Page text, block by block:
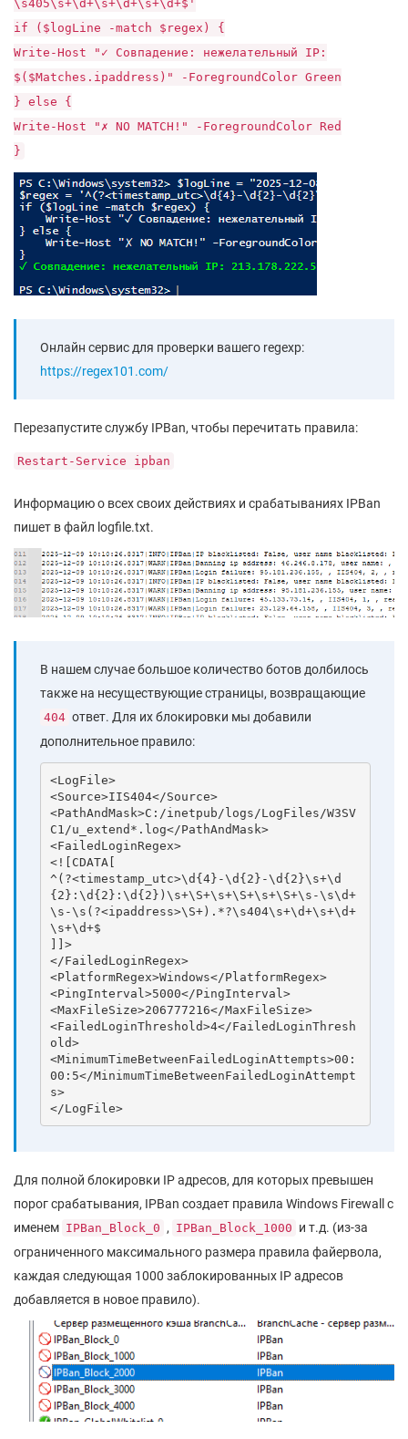
\s405\s+\d+\s+\d+\s+\d+$'
if ($logLine -match $regex) {
Write-Host "✓ Совпадение: нежелательный IP:
$($Matches.ipaddress)" -ForegroundColor Green
} else {
Write-Host "✗ NO MATCH!" -ForegroundColor Red
}
Онлайн сервис для проверки вашего regexp:
https://regex101.com/
Перезапустите службу IPBan, чтобы перечитать правила:
Restart-Service ipban
Информацию о всех своих действиях и срабатываниях IPBan
пишет в файл logfile.txt.
В нашем случае большое количество ботов долбилось
также на несуществующие страницы, возвращающие
404 ответ. Для их блокировки мы добавили
дополнительное правило:
<LogFile>
<Source>IIS404</Source>
<PathAndMask>C:/inetpub/logs/LogFiles/W3SV
C1/u_extend*.log</PathAndMask>
<FailedLoginRegex>
<![CDATA[
^(?<timestamp_utc>\d{4}-\d{2}-\d{2}\s+\d
{2}:\d{2}:\d{2})\s+\S+\s+\S+\s+\S+\s-\s\d+
\s-\s(?<ipaddress>\S+).*?\s404\s+\d+\s+\d+
\s+\d+$
]]>
</FailedLoginRegex>
<PlatformRegex>Windows</PlatformRegex>
<PingInterval>5000</PingInterval>
<MaxFileSize>206777216</MaxFileSize>
<FailedLoginThreshold>4</FailedLoginThresh
old>
<MinimumTimeBetweenFailedLoginAttempts>00:
00:5</MinimumTimeBetweenFailedLoginAttempt
s>
</LogFile>
Для полной блокировки IP адресов, для которых превышен
порог срабатывания, IPBan создает правила Windows Firewall с
именем IPBan_Block_0 , IPBan_Block_1000 и т.д. (из-за
ограниченного максимального размера правила файервола,
каждая следующая 1000 заблокированных IP адресов
добавляется в новое правило).